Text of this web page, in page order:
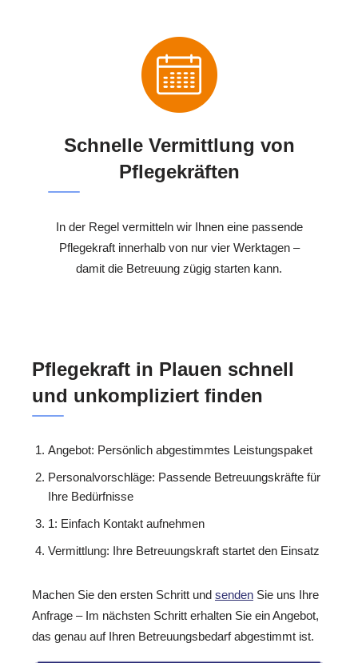
Schnelle Vermittlung von
Pflegekräften
In der Regel vermitteln wir Ihnen eine passende
Pflegekraft innerhalb von nur vier Werktagen –
damit die Betreuung zügig starten kann.
Pflegekraft in Plauen schnell
und unkompliziert finden
Angebot: Persönlich abgestimmtes Leistungspaket
Personalvorschläge: Passende Betreuungskräfte für
Ihre Bedürfnisse
1: Einfach Kontakt aufnehmen
Vermittlung: Ihre Betreuungskraft startet den Einsatz
Machen Sie den ersten Schritt und senden Sie uns Ihre
Anfrage – Im nächsten Schritt erhalten Sie ein Angebot,
das genau auf Ihren Betreuungsbedarf abgestimmt ist.